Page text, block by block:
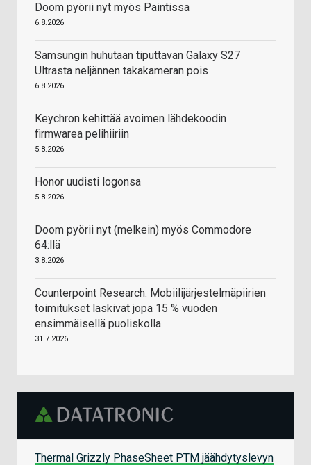
Doom pyörii nyt myös Paintissa
6.8.2026
Samsungin huhutaan tiputtavan Galaxy S27
Ultrasta neljännen takakameran pois
6.8.2026
Keychron kehittää avoimen lähdekoodin
firmwarea pelihiiriin
5.8.2026
Honor uudisti logonsa
5.8.2026
Doom pyörii nyt (melkein) myös Commodore
64:llä
3.8.2026
Counterpoint Research: Mobiilijärjestelmäpiirien
toimitukset laskivat jopa 15 % vuoden
ensimmäisellä puoliskolla
31.7.2026
Thermal Grizzly PhaseSheet PTM jäähdytyslevyn